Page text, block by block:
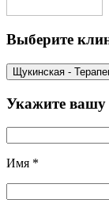
Выберите
Щукинская -
Укажите
Имя *